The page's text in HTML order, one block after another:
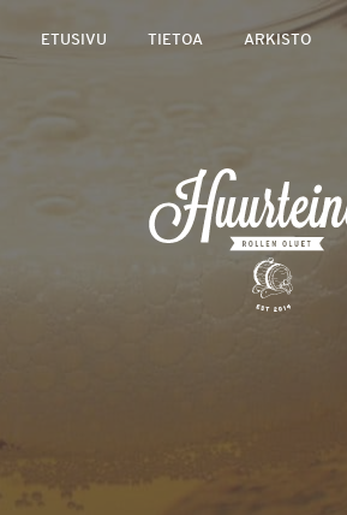
kevyet
ETUSIVU TIETOA ARKISTO